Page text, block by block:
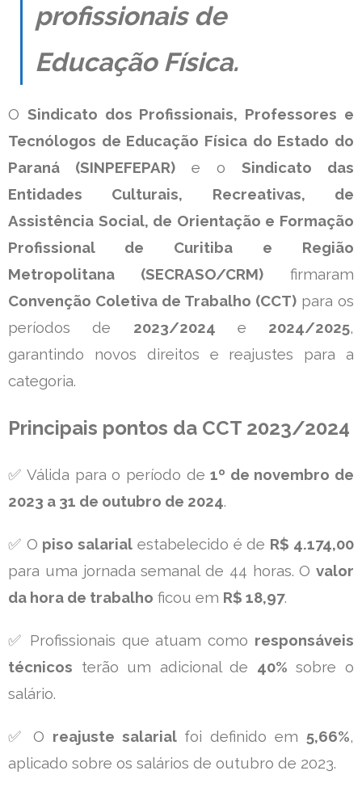
profissionais de
Educação Física.
O Sindicato dos Profissionais, Professores e
Tecnólogos de Educação Física do Estado do
Paraná (SINPEFEPAR) e o Sindicato das
Entidades Culturais, Recreativas, de
Assistência Social, de Orientação e Formação
Profissional de Curitiba e Região
Metropolitana (SECRASO/CRM) firmaram
Convenção Coletiva de Trabalho (CCT) para os
períodos de 2023/2024 e 2024/2025,
garantindo novos direitos e reajustes para a
categoria.
Principais pontos da CCT 2023/2024
✅ Válida para o período de1º de novembro de
2023 a 31 de outubro de 2024.
✅ O piso salarial estabelecido é de R$ 4.174,00
para uma jornada semanal de 44 horas. O valor
da hora de trabalho ficou em R$ 18,97.
✅ Profissionais que atuam como responsáveis
técnicos terão um adicional de 40% sobre o
salário.
✅ O reajuste salarialfoi definido em 5,66%,
aplicado sobre os salários de outubro de 2023.